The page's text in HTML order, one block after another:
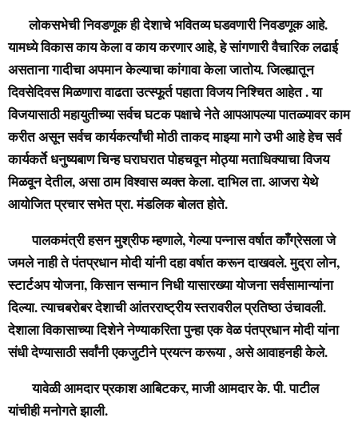
लोकसभेची निवडणूक ही देशाचे भवितव्य घडवणारी निवडणूक आहे.
यामध्ये विकास काय केला व काय करणार आहे, हे सांगणारी वैचारिक लढाई
असताना गादीचा अपमान केल्याचा कांगावा केला जातोय. जिल्ह्यातून
दिवसेदिवस मिळणारा वाढता उत्स्फूर्त पहाता विजय निश्चित आहेत . या
विजयासाठी महायुतीच्या सर्वच घटक पक्षाचे नेते आपआपल्या पातळ्यावर काम
करीत असून सर्वच कार्यकर्त्यांची मोठी ताकद माझ्या मागे उभी आहे हेच सर्व
कार्यकर्ते धनुष्यबाण चिन्ह घराघरात पोहचवून मोठ्या मताधिक्याचा विजय
मिळवून देतील, असा ठाम विश्वास व्यक्त केला. दाभिल ता. आजरा येथे
आयोजित प्रचार सभेत प्रा. मंडलिक बोलत होते.
पालकमंत्री हसन मुश्रीफ म्हणाले, गेल्या पन्नास वर्षात काँग्रेसला जे
जमले नाही ते पंतप्रधान मोदी यांनी दहा वर्षात करून दाखवले. मुद्रा लोन,
स्टार्टअप योजना, किसान सन्मान निधी यासारख्या योजना सर्वसामान्यांना
दिल्या. त्याचबरोबर देशाची आंतरराष्ट्रीय स्तरावरील प्रतिष्ठा उंचावली.
देशाला विकासाच्या दिशेने नेण्याकरिता पुन्हा एक वेळ पंतप्रधान मोदी यांना
संधी देण्यासाठी सर्वांनी एकजुटीने प्रयत्न करूया , असे आवाहनही केले.
यावेळी आमदार प्रकाश आबिटकर, माजी आमदार के. पी. पाटील
यांचीही मनोगते झाली.